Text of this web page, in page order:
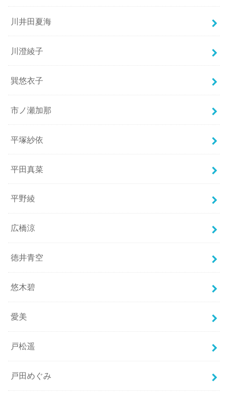
川井田夏海
川澄綾子
巽悠衣子
市ノ瀬加那
平塚紗依
平田真菜
平野綾
広橋涼
徳井青空
悠木碧
愛美
戸松遥
戸田めぐみ